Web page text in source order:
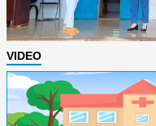
VIDEO